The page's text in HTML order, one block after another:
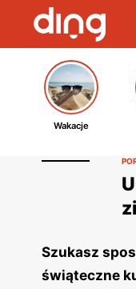
Wakacje
Szukasz
świąteczne